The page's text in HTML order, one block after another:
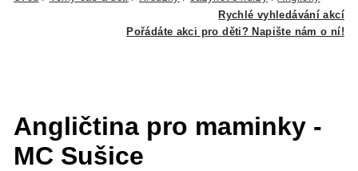
Rychlé vyhledávání akcí
Pořádáte akci pro děti? Napište nám o ní!
Angličtina pro maminky -
MC Sušice